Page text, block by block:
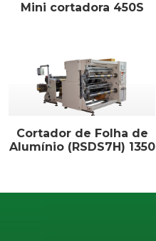
Mini cortadora 450S
Cortador de Folha de
Alumínio (RSDS7H) 1350